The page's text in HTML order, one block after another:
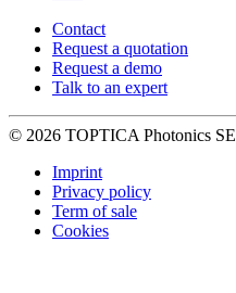
Contact
Request a quotation
Request a demo
Talk to an expert
© 2026 TOPTICA Photonics SE
Imprint
Privacy policy
Term of sale
Cookies